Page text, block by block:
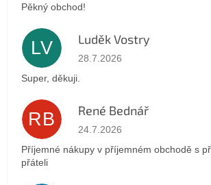
Pěkný obchod!
LV Luděk Vostry
Hodnocení obchodu je 5 z 5
28.7.2026
Super, děkuji.
RB René Bednář
Hodnocení obchodu je 5 z 5
24.7.2026
Příjemné nákupy v příjemném obchodě s
přáteli